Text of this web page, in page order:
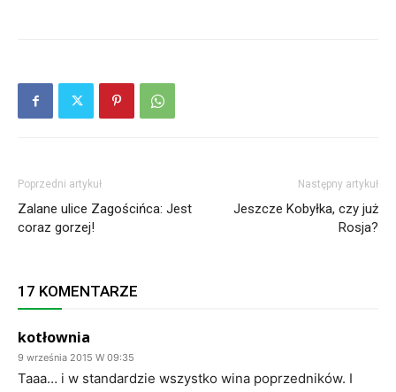
Poprzedni artykuł
Zalane ulice Zagościńca: Jest
coraz gorzej!
Następny artykuł
Jeszcze Kobyłka, czy już
Rosja?
17 KOMENTARZE
kotłownia
9 września 2015 W 09:35
Taaa… i w standardzie wszystko wina poprzedników. I